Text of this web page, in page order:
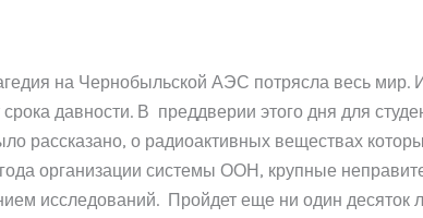
на Чернобыльской АЭС потрясла весь мир.
давности. В преддверии этого дня для
о радиоактивных веществах
организации системы ООН, крупные
исследований. Пройдет еще ни один десяток